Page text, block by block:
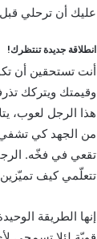
عليك أن ترحلي
انطلاقة جديدة تنتظرك!
أنت تستحقين أن
وقيمتك ويتركك
هذا الرجل لعوب،
من الجهد كي
تقعي في فخّه.
تتعلّمي كيف
إنها الطريقة